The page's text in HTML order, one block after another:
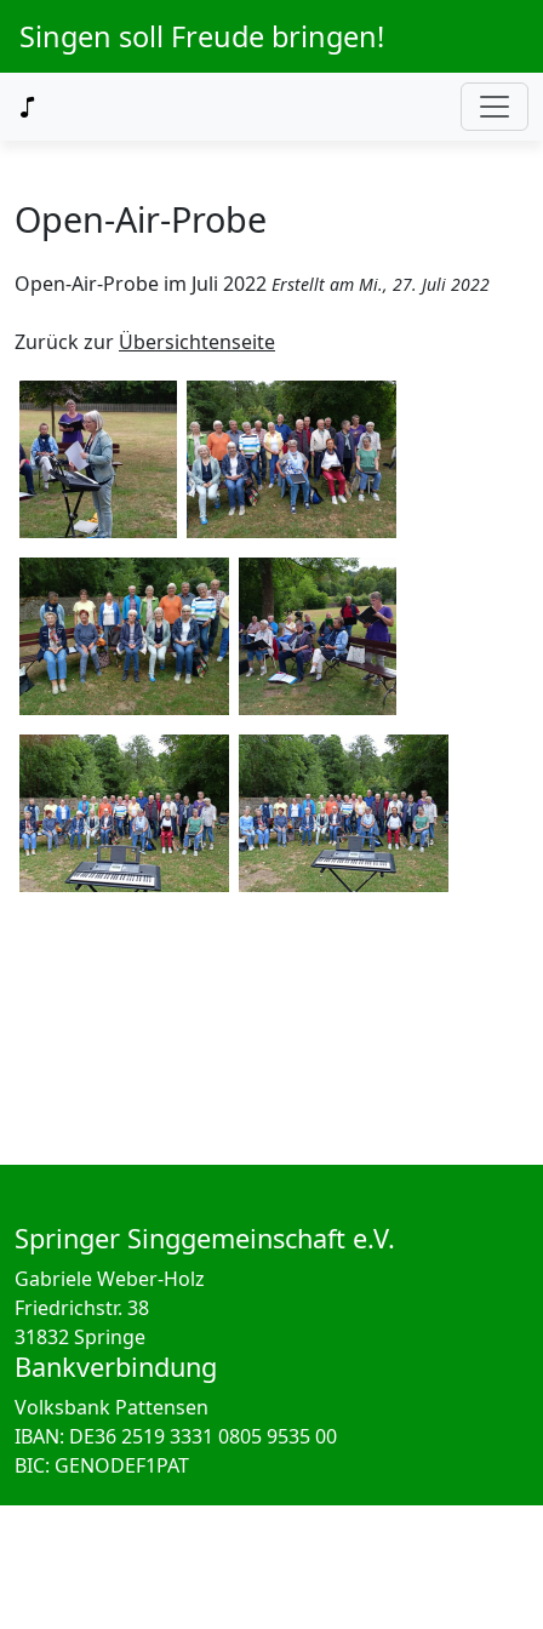
Singen soll Freude bringen!
Open-Air-Probe
Open-Air-Probe im Juli 2022 Erstellt am Mi., 27. Juli 2022
Zurück zur Übersichtenseite
Springer Singgemeinschaft e.V.
Gabriele Weber-Holz
Friedrichstr. 38
31832 Springe
Bankverbindung
Volksbank Pattensen
IBAN: DE36 2519 3331 0805 9535 00
BIC: GENODEF1PAT
Impressum